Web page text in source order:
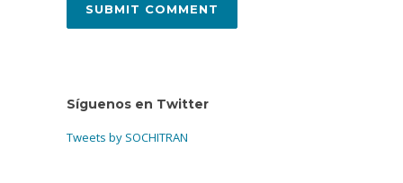
Síguenos en Twitter
Tweets by SOCHITRAN